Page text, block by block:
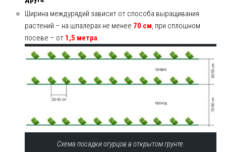
Ширина междурядий зависит от способа выращивания
растений – на шпалерах не менее 70 см , при сплошном
посеве – от 1,5 метра
Схема посадки огурцов в открытом грунте.